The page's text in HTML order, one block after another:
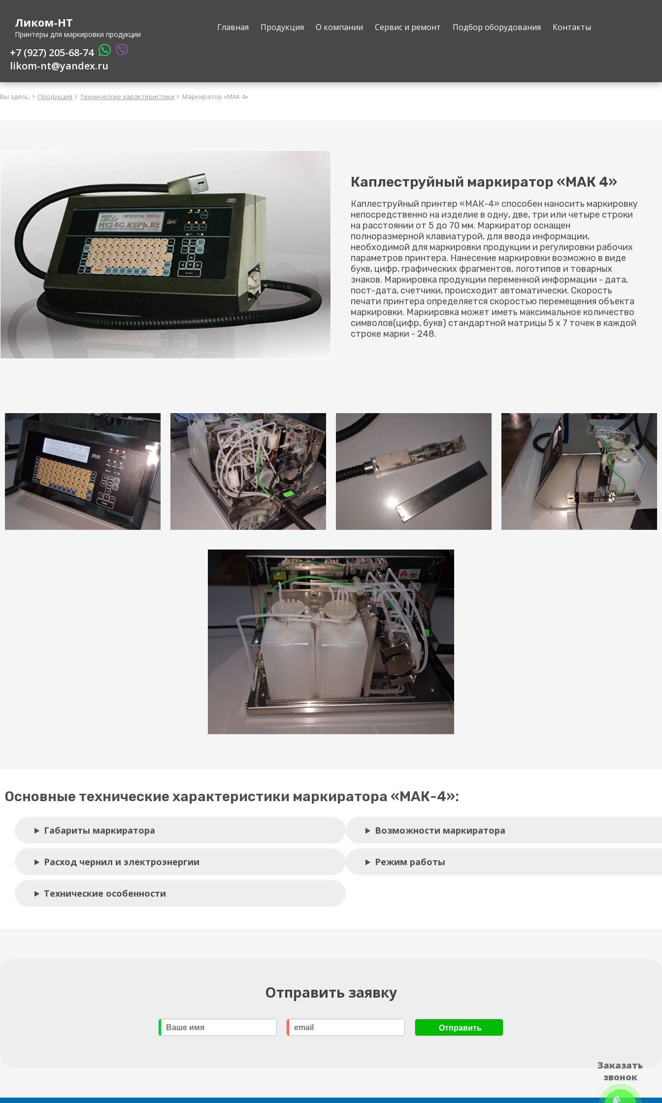
Ликом-НТ
Принтеры для маркировки продукции
Главная Продукция О компании Сервис и ремонт Подбор оборудования Контакты
+7 (927) 205-68-74
likom-nt@yandex.ru
Каплеструйный маркиратор «МАК 4»
Каплеструйный принтер «МАК-4» способен наносить маркировку
непосредственно на изделие в одну, две, три или четыре строки
на расстоянии от 5 до 70 мм. Маркиратор оснащен
полноразмерной клавиатурой, для ввода информации,
необходимой для маркировки продукции и регулировки рабочих
параметров принтера. Нанесение маркировки возможно в виде
букв, цифр, графических фрагментов, логотипов и товарных
знаков. Маркировка продукции переменной информации - дата,
пост-дата, счетчики, происходит автоматически. Скорость
печати принтера определяется скоростью перемещения объекта
маркировки. Маркировка может иметь максимальное количество
символов(цифр, букв) стандартной матрицы 5 x 7 точек в каждой
строке марки - 248.
Основные технические характеристики маркиратора «МАК-4»:
Габариты маркиратора
Расход чернил и электроэнергии
Технические особенности
Возможности маркиратора
Режим работы
Отправить заявку
Вы здесь: Продукция Технические характеристики Маркиратор «МАК 4»